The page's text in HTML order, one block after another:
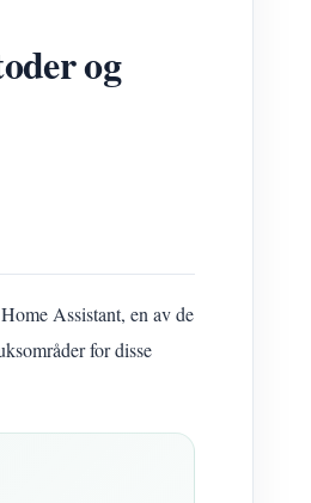
og
Assistant, en av de
for disse